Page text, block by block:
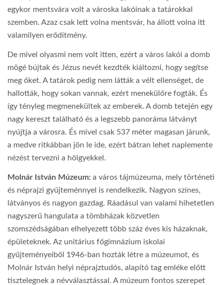
egykor mentsvára volt a városka lakóinak a tatárokkal
szemben. Azaz csak lett volna mentsvár, ha állott volna itt
valamilyen erődítmény.
De mivel olyasmi nem volt itten, ezért a város lakói a domb
mögé bújtak és Jézus nevét kezdték kiáltozni, hogy segítse
meg őket. A tatárok pedig nem látták a vélt ellenséget, de
hallották, hogy sokan vannak, ezért menekülőre fogták. És
így tényleg megmenekültek az emberek. A domb tetején egy
nagy kereszt található és a legszebb panoráma látványt
nyújtja a városra. És mivel csak 537 méter magasan járunk,
a medve ritkábban jön le ide, ezért bátran lehet naplemente
nézést tervezni a hölgyekkel.
Molnár István Múzeum: a város tájmúzeuma, mely történeti
és néprajzi gyűjteménnyel is rendelkezik. Nagyon színes,
látványos és nagyon gazdag. Ráadásul van valami hihetetlen
nagyszerű hangulata a tömbházak közvetlen
szomszédságában elhelyezett több száz éves kis házaknak,
épületeknek. Az unitárius főgimnázium iskolai
gyűjteményeiből 1946-ban hozták létre a múzeumot, és
Molnár István helyi néprajztudós, alapító tag emléke előtt
tisztelegnek a névválasztással. A múzeum fontos szerepet